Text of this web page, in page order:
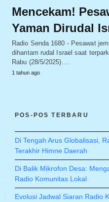
Mencekam!
Yaman Dirudal
Radio Senda 1680 - Pesawat
dihantam rudal Israel saat
Rabu (28/5/2025).…
1 tahun ago
POS-POS TERBARU
Di Tengah Arus Globalisasi,
Terakhir Himne Daerah
Di Balik Mikrofon Desa:
Radio Komunitas Lokal
Evolusi Jadwal Siaran Radio